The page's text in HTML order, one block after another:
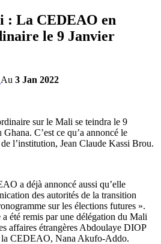
: La CEDEAO en
le 9 Janvier
Au 3 Jan 2022
sur le Mali se teindra le 9
C’est ce qu’a annoncé le
l’institution, Jean Claude Kassi Brou.
a déjà annoncé aussi qu’elle
des autorités de la transition
sur les élections futures ».
été remis par une délégation du Mali
affaires étrangères Abdoulaye DIOP
la CEDEAO, Nana Akufo-Addo.